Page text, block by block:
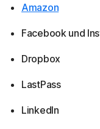
Amazon
Facebook und
Dropbox
LastPass
LinkedIn